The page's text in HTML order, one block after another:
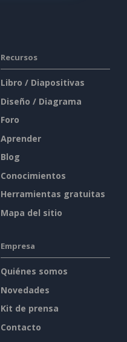
Recursos
Libro / Diapositivas
Diseño / Diagrama
Foro
Aprender
Blog
Conocimientos
Herramientas gratuitas
Mapa del sitio
Empresa
Quiénes somos
Novedades
Kit de prensa
Contacto